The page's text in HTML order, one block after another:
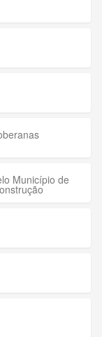
Município de